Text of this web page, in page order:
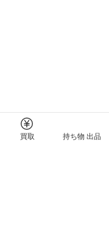
買取 持ち物 出品